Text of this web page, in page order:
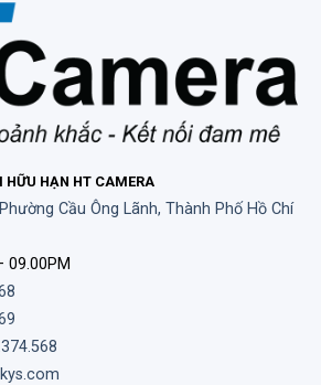
HỮU HẠN HT CAMERA
Cầu Ông Lãnh, Thành Phố Hồ Chí
09.00PM